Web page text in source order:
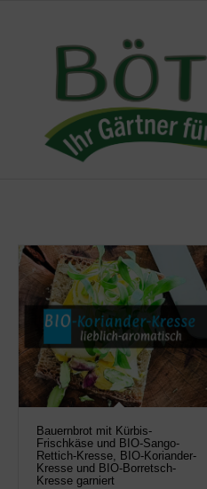
Bauernbrot mit Kürbis-
Frischkäse und BIO-Sango-
Rettich-Kresse, BIO-Koriander-
Kresse und BIO-Borretsch-
Kresse garniert